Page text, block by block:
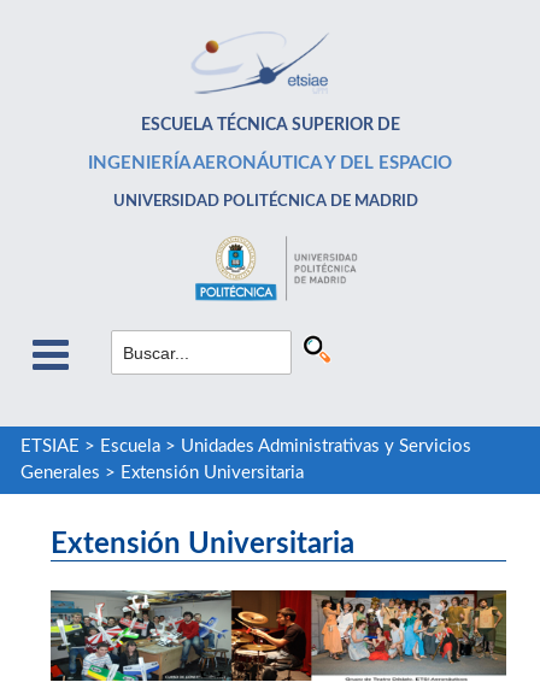
ESCUELA TÉCNICA SUPERIOR DE
INGENIERÍA AERONÁUTICA Y DEL ESPACIO
UNIVERSIDAD POLITÉCNICA DE MADRID
ETSIAE > Escuela> Unidades Administrativas y Servicios
Generales > Extensión Universitaria
Extensión Universitaria